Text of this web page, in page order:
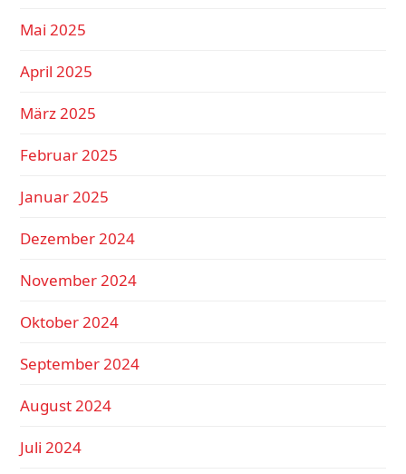
Mai 2025
April 2025
März 2025
Februar 2025
Januar 2025
Dezember 2024
November 2024
Oktober 2024
September 2024
August 2024
Juli 2024